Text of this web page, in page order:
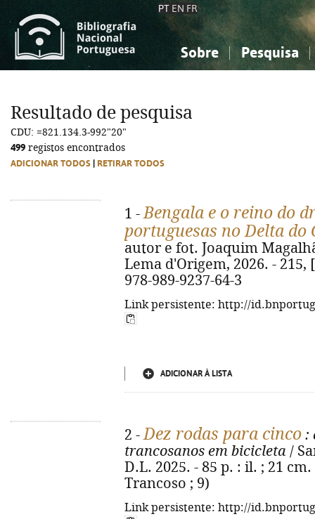
PT EN FR
Sobre Pesquisa
Ciências sociais...
Ciências sociais...
Resultado de pesquisa
CDU: =821.134.3-992"20"
499 registos encontrados
ADICIONAR TODOS RETIRAR TODOS
1 -Bengala e o reino do
portuguesas no Delta do
autor e fot. Joaquim
Lema d'Origem, 2026. - 215,
978-989-9237-64-3
Link persistente: http://
ADICIONAR À LISTA
2 -Dez rodas para cinco :
trancosanos em bicicleta /
D.L. 2025. - 85 p. : il. ; 21
Trancoso ; 9)
Link persistente: http://